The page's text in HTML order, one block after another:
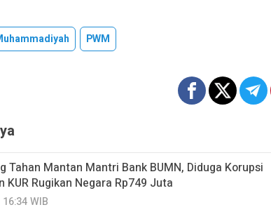
PWM
Tahan Mantan Mantri Bank BUMN, Diduga Korupsi
KUR Rugikan Negara Rp749 Juta
WIB